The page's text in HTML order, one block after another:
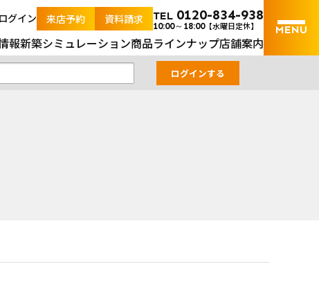
内の土地と新築戸建の不動産検索サイト
ログイン 来店予約 資料請求 TEL 0120-834-938
10:00～18:00【水曜日定休】
報新築シミュレーション商品ラインナップ店舗案内